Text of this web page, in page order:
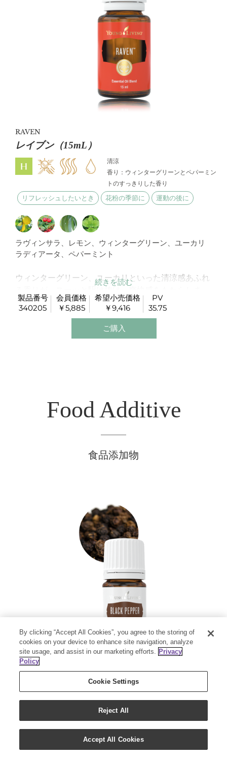
RAVEN
レイブン（15mL）
清涼
香り：ウィンターグリーンとペパーミン
トのすっきりした香り
リフレッシュしたいとき 花粉の季節に 運動の後に
ラヴィンサラ、レモン、ウィンターグリーン、ユーカリ
ラディアータ、ペパーミント
ウィンターグリーン、ユーカリといった清涼感あふれ
す。
運動の前後にもお勧めです。
胸やのどの辺りに付けるのがお勧めです。
製品番号
340205
会員価格
￥5,885
希望小売価格
￥9,416
PV
35.75
ご購入
Food Additive
食品添加物
BLACK PEPPER VITALITY Piper nigrum
ブラックペッパー ヴァイタリティ（5ml）
科名 ：コショウ科
鋭いスパイシーな香り。
By clicking “Accept All Cookies”, you agree to the storing of
cookies on your device to enhance site navigation, analyze
site usage, and assist in our marketing efforts. Privacy
Policy
Cookie Settings
Reject All
Accept All Cookies